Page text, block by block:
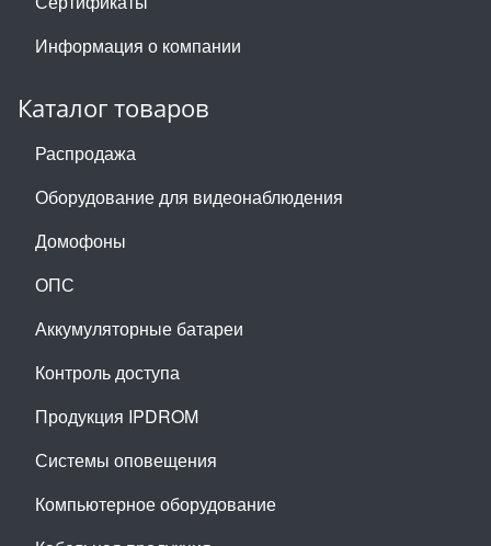
Информация о компании
Каталог товаров
Распродажа
Оборудование для видеонаблюдения
Домофоны
ОПС
Аккумуляторные батареи
Контроль доступа
Продукция IPDROM
Системы оповещения
Компьютерное оборудование